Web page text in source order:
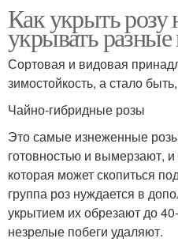
Как укрыть розу
укрывать
Сортовая и видовая
зимостойкость, а стало
Чайно-гибридные розы
Это самые изнеженные
готовностью и вымерзают,
которая может скопиться
группа роз нуждается в
укрытием их обрезают до
незрелые побеги удаляют.